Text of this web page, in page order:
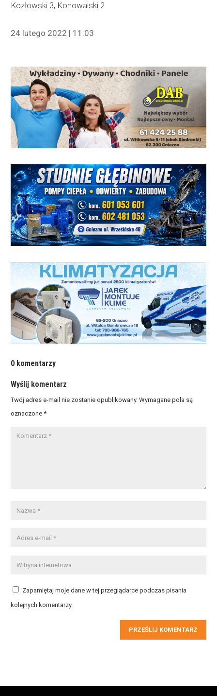
Kozłowski 3, Konowalski 2
24 lutego 2022 | 11:03
0 komentarzy
Wyślij komentarz
Twój adres e-mail nie zostanie opublikowany. Wymagane pola są
oznaczone*
Zapamiętaj moje dane w tej przeglądarce podczas pisania
kolejnych komentarzy.
PRZEŚLIJ KOMENTARZ